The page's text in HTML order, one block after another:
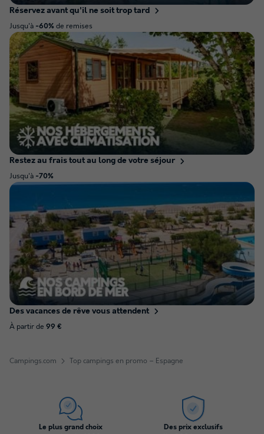
Campings.com Top campings en promo – Espagne
Réservez avant qu'il ne soit trop tard
Jusqu'à -60% de remises
Restez au frais tout au long de votre séjour
Jusqu'à -70%
Des vacances de rêve vous attendent
À partir de 99 €
Le plus grand choix Des prix exclusifs